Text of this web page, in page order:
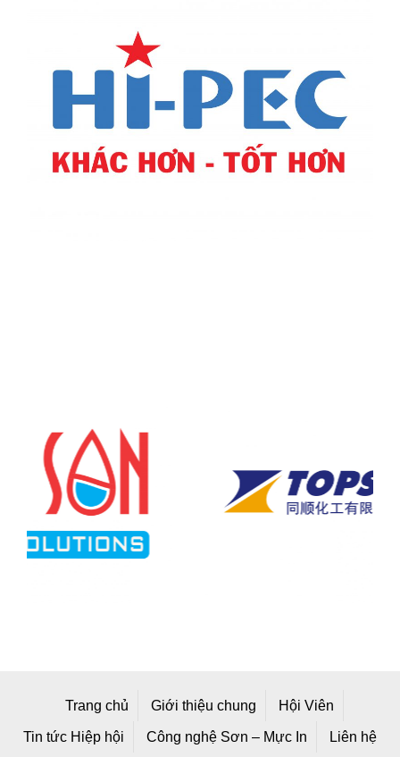
Trang chủ Giới thiệu chung Hội Viên
Tin tức Hiệp hội Công nghệ Sơn – Mực In Liên hệ